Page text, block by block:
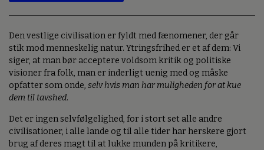
Den vestlige civilisation er fyldt med fænomener, der går
stik mod menneskelig natur. Ytringsfrihed er et af dem: Vi
siger, at man bør acceptere voldsom kritik og politiske
visioner fra folk, man er inderligt uenig med og måske
opfatter som onde, selv hvis man har muligheden for at kue
dem til tavshed.
Det er ingen selvfølgelighed, for i stort set alle andre
civilisationer, i alle lande og til alle tider har herskere gjort
brug af deres magt til at lukke munden på kritikere,